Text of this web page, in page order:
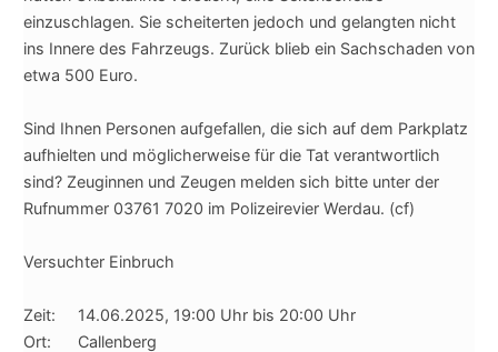
einzuschlagen. Sie scheiterten jedoch und gelangten nicht
ins Innere des Fahrzeugs. Zurück blieb ein Sachschaden von
etwa 500 Euro.
Sind Ihnen Personen aufgefallen, die sich auf dem Parkplatz
aufhielten und möglicherweise für die Tat verantwortlich
sind? Zeuginnen und Zeugen melden sich bitte unter der
Rufnummer 03761 7020 im Polizeirevier Werdau. (cf)
Versuchter Einbruch
Zeit: 14.06.2025, 19:00 Uhr bis 20:00 Uhr
Ort: Callenberg